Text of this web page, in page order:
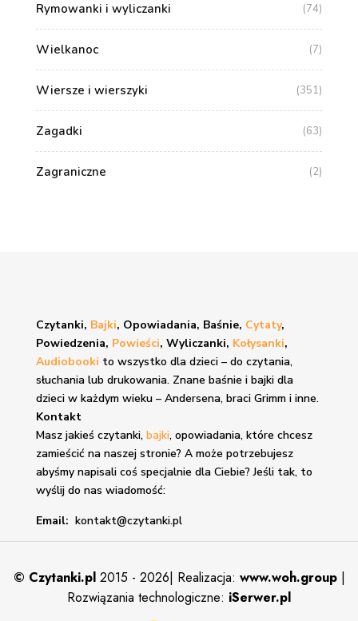
Rymowanki i wyliczanki (74)
Wielkanoc (7)
Wiersze i wierszyki (351)
Zagadki (63)
Zagraniczne (2)
Czytanki, Bajki, Opowiadania, Baśnie, Cytaty,
Powiedzenia, Powieści, Wyliczanki, Kołysanki,
Audiobooki to wszystko dla dzieci – do czytania,
słuchania lub drukowania. Znane baśnie i bajkidla
dzieci w każdym wieku – Andersena, braci Grimm i inne.
Kontakt
Masz jakieś czytanki, bajki, opowiadania, które chcesz
zamieścić na naszej stronie? A może potrzebujesz
abyśmy napisali coś specjalnie dla Ciebie? Jeśli tak, to
wyślij do nas wiadomość:
Email: kontakt@czytanki.pl
© Czytanki.pl 2015 - 2026| Realizacja: www.woh.group |
Rozwiązania technologiczne: iSerwer.pl